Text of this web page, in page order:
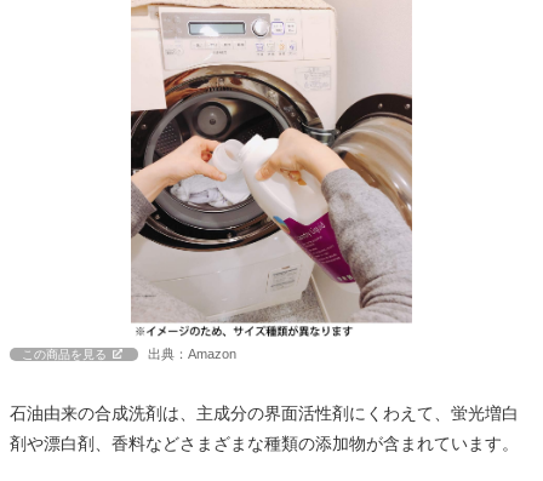
この商品を見る 出典：Amazon
石油由来の合成洗剤は、主成分の界面活性剤にくわえて、蛍光増白
剤や漂白剤、香料などさまざまな種類の添加物が含まれています。